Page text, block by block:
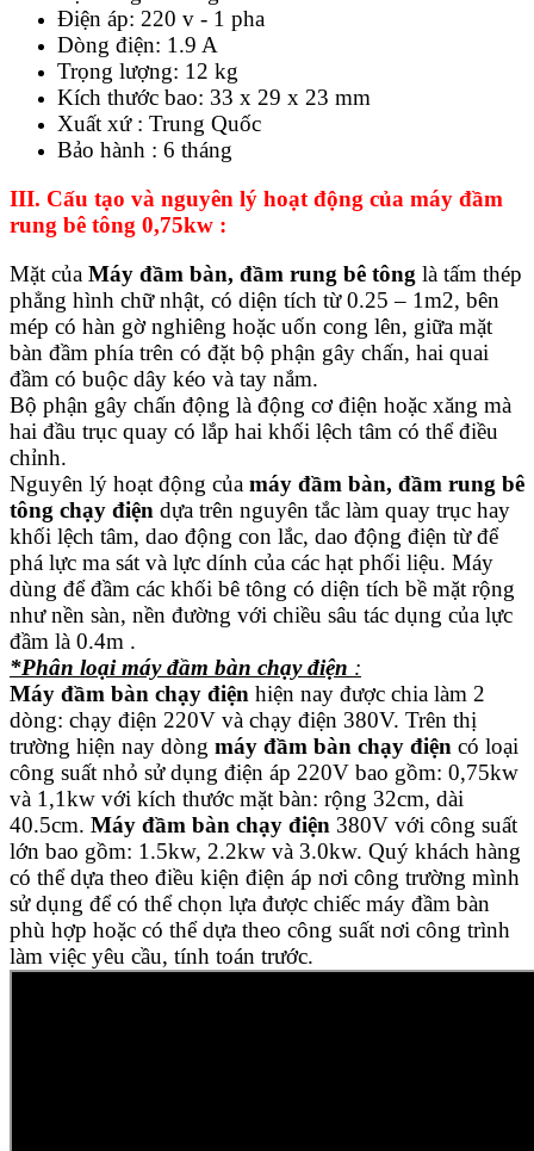
Điện áp: 220 v - 1 pha
Dòng điện: 1.9 A
Trọng lượng: 12 kg
Kích thước bao: 33 x 29 x 23 mm
Xuất xứ : Trung Quốc
Bảo hành : 6 tháng
III. Cấu tạo và nguyên lý hoạt động của máy đầm
rung bê tông 0,75kw :
Mặt của Máy đầm bàn, đầm rung bê tông là tấm thép
phẳng hình chữ nhật, có diện tích từ 0.25 – 1m2, bên
mép có hàn gờ nghiêng hoặc uốn cong lên, giữa mặt
bàn đầm phía trên có đặt bộ phận gây chấn, hai quai
đầm có buộc dây kéo và tay nắm.
Bộ phận gây chấn động là động cơ điện hoặc xăng mà
hai đầu trục quay có lắp hai khối lệch tâm có thể điều
chỉnh.
Nguyên lý hoạt động của máy đầm bàn, đầm rung bê
tông chạy điện dựa trên nguyên tắc làm quay trục hay
khối lệch tâm, dao động con lắc, dao động điện từ để
phá lực ma sát và lực dính của các hạt phối liệu. Máy
dùng để đầm các khối bê tông có diện tích bề mặt rộng
như nền sàn, nền đường với chiều sâu tác dụng của lực
đầm là 0.4m .
*Phân loại máy đầm bàn chạy điện :
Máy đầm bàn chạy điện hiện nay được chia làm 2
dòng: chạy điện 220V và chạy điện 380V. Trên thị
trường hiện nay dòng máy đầm bàn chạy điện có loại
công suất nhỏ sử dụng điện áp 220V bao gồm: 0,75kw
và 1,1kw với kích thước mặt bàn: rộng 32cm, dài
40.5cm. Máy đầm bàn chạy điện 380V với công suất
lớn bao gồm: 1.5kw, 2.2kw và 3.0kw. Quý khách hàng
có thể dựa theo điều kiện điện áp nơi công trường mình
sử dụng để có thể chọn lựa được chiếc máy đầm bàn
phù hợp hoặc có thể dựa theo công suất nơi công trình
làm việc yêu cầu, tính toán trước.